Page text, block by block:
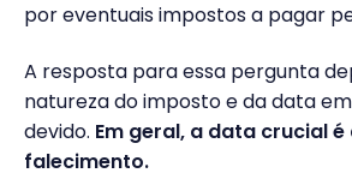
por eventuais impostos a pagar
A resposta para essa pergunta
natureza do imposto e da data
devido. Em geral, a data crucial
falecimento.